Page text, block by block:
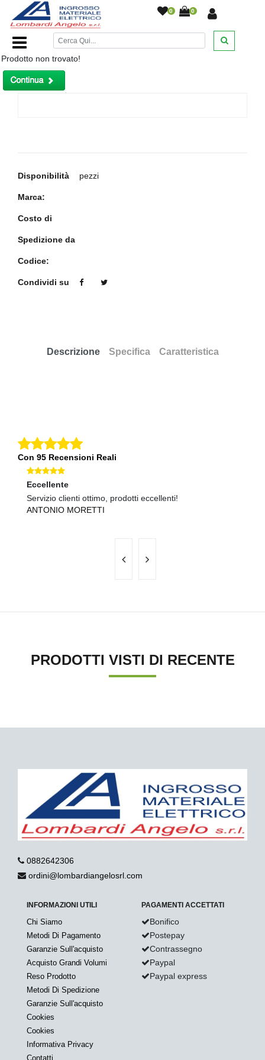
0 0
Home Page//
Prodotto non trovato!
Disponibilità pezzi
Marca:
Costo di
Spedizione da
Codice:
Condividi su
Descrizione Specifica Caratteristica
Con 95 Recensioni Reali
Eccellente
Servizio clienti ottimo, prodotti eccellenti!
ANTONIO MORETTI
PRODOTTI VISTI DI RECENTE
0882642306
ordini@lombardiangelosrl.com
INFORMAZIONI UTILI
Chi Siamo
Metodi Di Pagamento
Garanzie Sull'acquisto
Acquisto Grandi Volumi
Reso Prodotto
Metodi Di Spedizione
Garanzie Sull'acquisto
Cookies
Cookies
Informativa Privacy
Contatti
PAGAMENTI ACCETTATI
Bonifico
Postepay
Contrassegno
Paypal
Paypal express